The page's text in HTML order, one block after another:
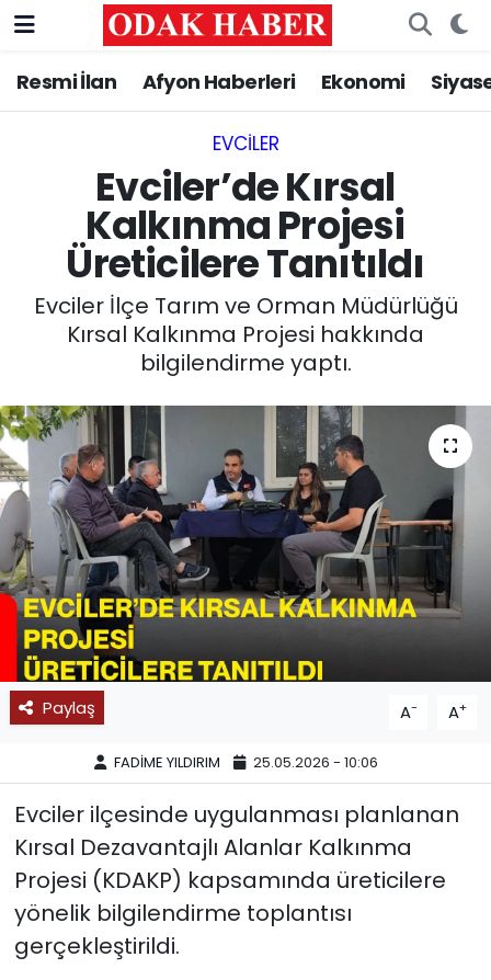
Resmi İlan Afyon Haberleri Ekonomi
EVCILER‎
Evciler’de Kırsal
Kalkınma Projesi
Üreticilere Tanıtıldı
Evciler İlçe Tarım ve Orman Müdürlüğü
Kırsal Kalkınma Projesi hakkında
bilgilendirme yaptı.
Paylaş A- A+
FADİME YILDIRIM 25.05.2026 - 10:06
Evciler ilçesinde uygulanması planlanan
Kırsal Dezavantajlı Alanlar Kalkınma
Projesi (KDAKP) kapsamında üreticilere
yönelik bilgilendirme toplantısı
gerçekleştirildi.
AFYONKARAHİSAR HABERLERİ
ASAYİŞ
GÜNCEL
SİYASET
MAGAZİN
SAĞLIK
SPOR
11:11 MANŞET
Nöbetçi Eczaneler
Trafik Durumu
Süper Lig Puan Durumu ve Fikstür
Tüm Manşetler
Son Dakika Haberleri
Haber Arşivi